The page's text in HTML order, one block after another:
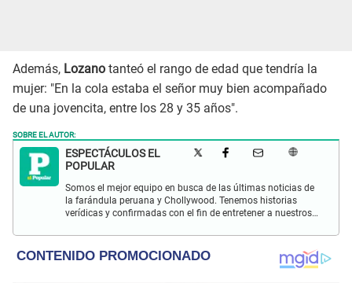
Además, Lozano tanteó el rango de edad que tendría la
mujer: "En la cola estaba el señor muy bien acompañado
de una jovencita, entre los 28 y 35 años".
SOBRE EL AUTOR:
ESPECTÁCULOS EL
POPULAR
Somos el mejor equipo en busca de las últimas noticias de
la farándula peruana y Chollywood. Tenemos historias
verídicas y confirmadas con el fin de entretener a nuestros